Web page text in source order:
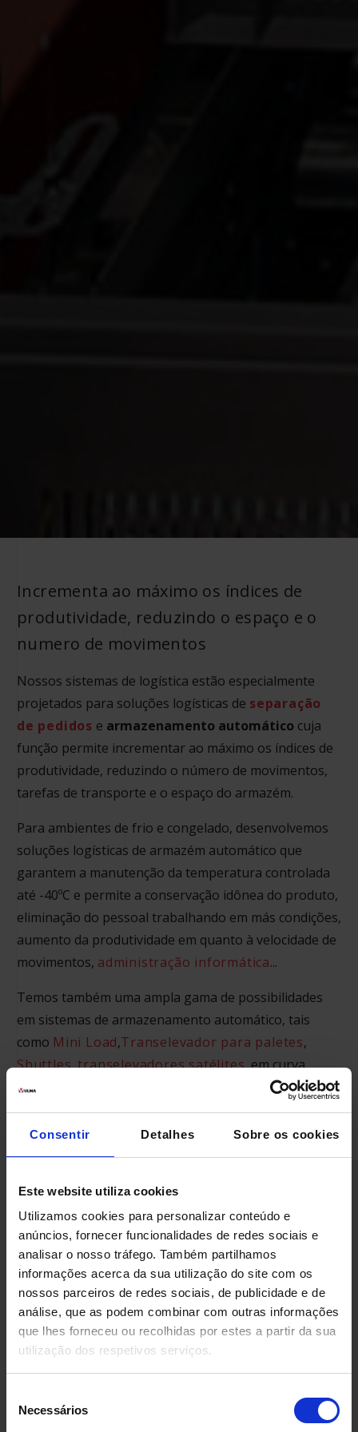
Consentir Detalhes Sobre os cookies
Este website utiliza cookies
Utilizamos cookies para personalizar conteúdo e
anúncios, fornecer funcionalidades de redes sociais e
analisar o nosso tráfego. Também partilhamos
informações acerca da sua utilização do site com os
nossos parceiros de redes sociais, de publicidade e de
análise, que as podem combinar com outras informações
que lhes forneceu ou recolhidas por estes a partir da sua
utilização dos respetivos serviços.
Necessários
Incrementa ao máximo os índices de
produtividade, reduzindo o espaço e o
numero de movimentos
Nossos sistemas de logística estão especialmente
projetados para soluções logísticas de separação
de pedidos e armazenamento automático cuja
função permite incrementar ao máximo os índices de
produtividade, reduzindo o número de movimentos,
tarefas de transporte e o espaço do armazém.
Para ambientes de frio e congelado, desenvolvemos
soluções logísticas de armazém automático que
garantem a manutenção da temperatura controlada
até -40ºC e permite a conservação idônea do produto,
eliminação do pessoal trabalhando em más condições,
aumento da produtividade em quanto à velocidade de
movimentos, administração informática...
Temos também uma ampla gama de possibilidades
em sistemas de armazenamento automático, tais
como Mini Load,Transelevador para paletes,
Shuttles,transelevadores satélites, em curva,
sistemas sincronizados...
armazenagem, entre emcontato conosco.
O que são Sistemas de Armazenagem
/ Recuperação Automática?
SRM (Storage and Retrieve Machines) e SRS (Storage
and Retrieve Shuttles) são equipamentos controlados
por computador que formam os sistemas AS/RS,
Automatic Storage / Retrieval Systems ou sistemas de
armazenagem / recuperação automática.
A função dos SRMs (transelevadores) e SRS
automaticamente dentro de um armazém. Seja na